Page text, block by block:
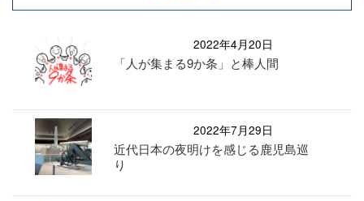
2022年4月20日
「人が集まる9か条」と棒人間
2022年7月29日
近代日本の夜明けを感じる鹿児島巡
り